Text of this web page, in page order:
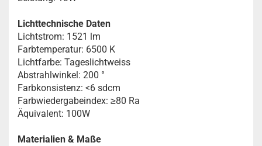
Lichttechnische Daten
Lichtstrom: 1521 lm
Farbtemperatur: 6500 K
Lichtfarbe: Tageslichtweiss
Abstrahlwinkel: 200 °
Farbkonsistenz: <6 sdcm
Farbwiedergabeindex: ≥80 Ra
Äquivalent: 100W
Materialien & Maße